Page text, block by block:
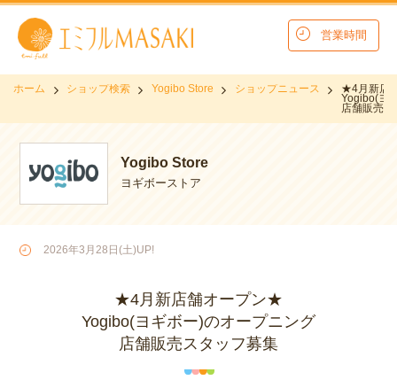
営業時間
ホーム ショップ検索 Yogibo Store ショップニュース
★4月新店
Yogibo(ヨ
店舗販売
Yogibo Store
ヨギボーストア
2026年3月28日(土)UP!
★4月新店舗オープン★
Yogibo(ヨギボー)のオープニング
店舗販売スタッフ募集